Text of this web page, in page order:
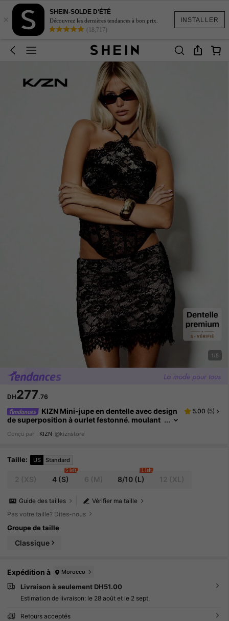
INSTALLER
×
SHEIN-SOLDE D'ÉTÉ
Découvrez les dernières tendances à bon prix.
(18,717)
1/5
DH277.76
KIZN Mini-jupe en dentelle avec design
de superposition à ourlet festonné. moulant
5.00 (5)
Conçu par KIZN @kiznstore
Taille: US Standard
4(S)
5 left
8/10 (L)
1 left
Vérifier ma taille
Guide des tailles
Pas votre taille? Dites-nous
Groupe de taille
Classique
Expédition à Morocco
Livraison à seulement DH51.00
Estimation de livraison: le 28 août et le 2 sept.
Retours acceptés